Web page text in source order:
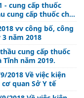
- cung cấp thuốc
cung cấp thuốc cho
vv công bố, công
năm 2018
cung cấp thuốc
năm 2019.
2018 Về việc kiện
quan Sở Y tế